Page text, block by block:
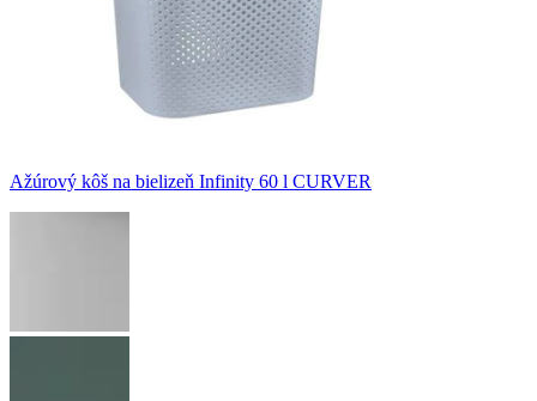
Ažúrový kôš na bielizeň Infinity 60 l CURVER